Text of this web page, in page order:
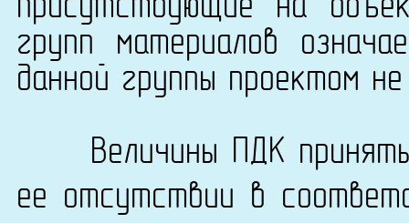
присутствующие на
групп материалов
данной группы проектом
Величины ПДК
ее отсутствии в